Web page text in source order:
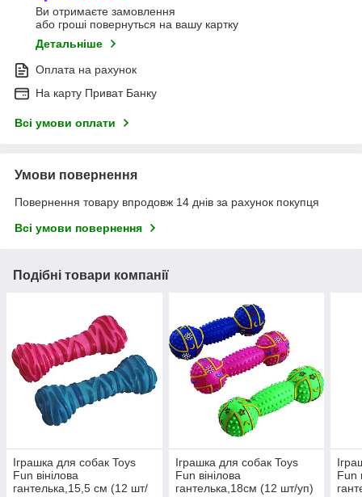
Ви отримаєте замовлення
або гроші повернуться на вашу картку
Детальніше
Оплата на рахунок
На карту Приват Банку
Всі умови оплати
Умови повернення
Повернення товару впродовж 14 днів за рахунок покупця
Всі умови повернення
Подібні товари компанії
Іграшка для собак Toys
Fun вінілова
гантелька,15,5 см (12 шт/
Іграшка для собак Toys
Fun вінілова
гантелька,18см (12 шт/уп)
Fun